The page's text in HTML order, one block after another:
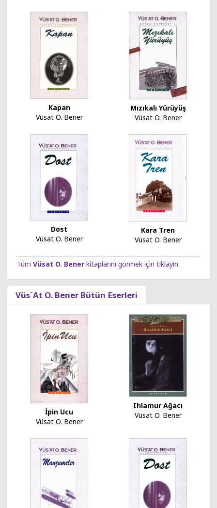
Kapan
Vüsat O. Bener
Mızıkalı Yürüyüş
Vüsat O. Bener
Dost
Vüsat O. Bener
Kara Tren
Vüsat O. Bener
Tüm Vüsat O. Bener kitaplarını görmek için tıklayın
Vüs`At O. Bener Bütün Eserleri
İpin Ucu
Vüsat O. Bener
Ihlamur Ağacı
Vüsat O. Bener